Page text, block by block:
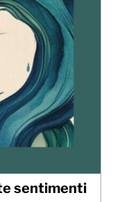
sentimenti